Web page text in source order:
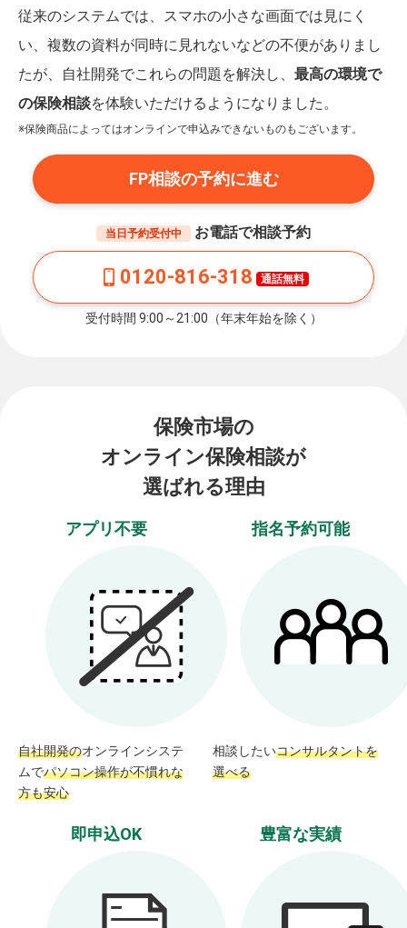
従来のシステムでは、スマホの小さな画面では見にく
い、複数の資料が同時に見れないなどの不便がありまし
たが、自社開発でこれらの問題を解決し、 最高の環境で
の保険相談を体験いただけるようになりました。
※保険商品によってはオンラインで申込みできないものもございます。
FP相談の予約に進む
当日予約受付中 お電話で相談予約
0120-816-318 通話無料
受付時間 9:00～21:00（年末年始を除く）
保険市場の
オンライン保険相談が
選ばれる理由
アプリ不要
自社開発のオンラインシステ
ムでパソコン操作が不慣れな
方も安心
指名予約可能
相談したいコンサルタントを
選べる
即申込OK 豊富な実績